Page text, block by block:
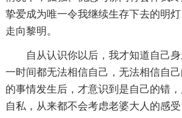
挚爱成为唯一令我继续生存下去的明
走向黎明。
自从认识你以后，我才知道自己
一时间都无法相信自己，无法相信自
的事情发生后，才意识到是自己的错
自私，从来都不会考虑老婆大人的感